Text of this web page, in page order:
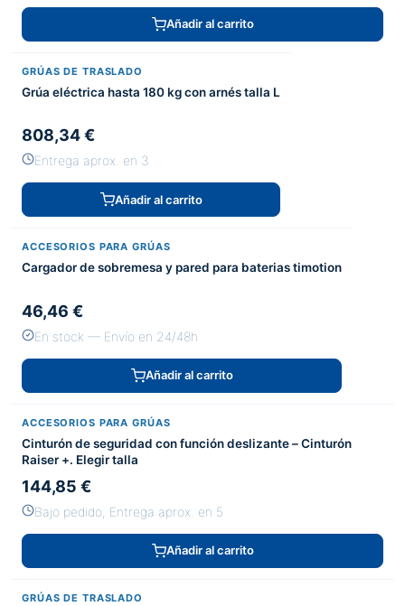
Añadir al carrito
GRÚAS DE TRASLADO
Grúa eléctrica hasta 180 kg con arnés talla L
808,34 €
Entrega aprox. en 3
Añadir al carrito
ACCESORIOS PARA GRÚAS
Cargador de sobremesa y pared para baterias timotion
46,46 €
En stock — Envío en 24/48h
Añadir al carrito
ACCESORIOS PARA GRÚAS
Cinturón de seguridad con función deslizante – Cinturón
Raiser +. Elegir talla
144,85 €
Bajo pedido, Entrega aprox. en 5
Añadir al carrito
GRÚAS DE TRASLADO